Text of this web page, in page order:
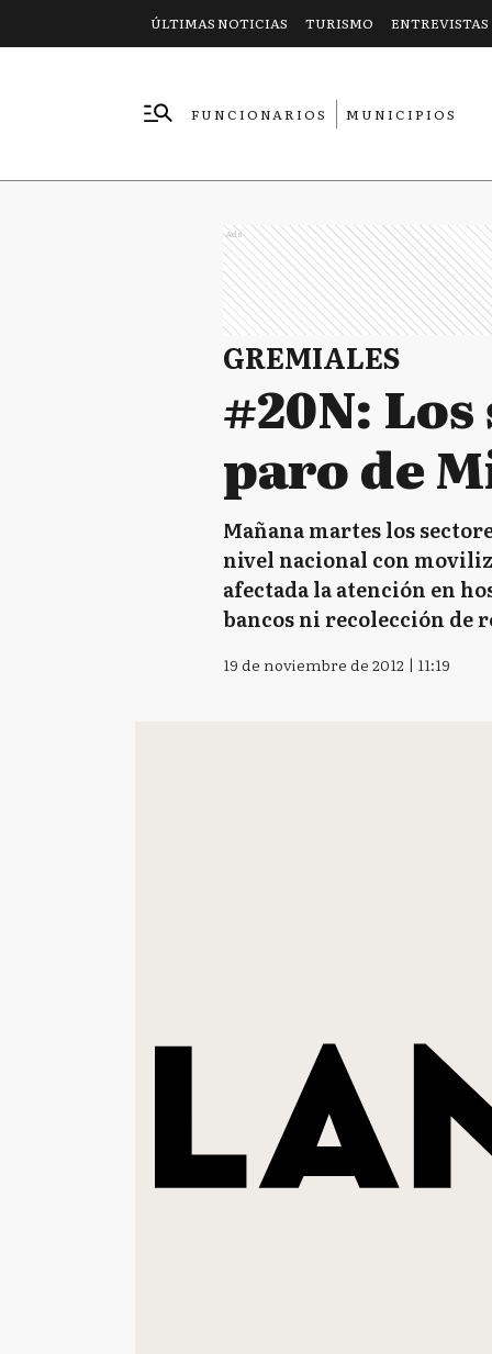
ÚLTIMAS NOTICIAS TURISMO ENTREVISTAS
FUNCIONARIOS
MUNICIPIOS
Ads
GREMIALES
#20N:
paro de
Mañana martes los
nivel nacional con
afectada la atención en
bancos ni recolección de
19 de noviembre de 2012 | 11:19